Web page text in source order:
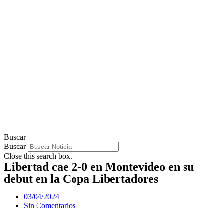
Buscar
Buscar
Close this search box.
Libertad cae 2-0 en Montevideo en su
debut en la Copa Libertadores
03/04/2024
Sin Comentarios